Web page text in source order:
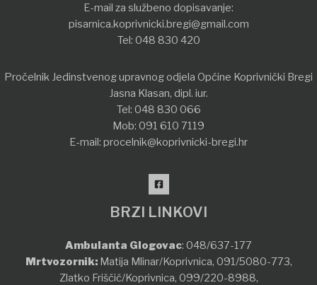
E-mail za službeno dopisavanje:
pisarnica.koprivnicki.bregi@gmail.com
Tel: 048 830 420
Pročelnik Jedinstvenog upravnog odjela Općine Koprivnički Bregi
Jasna Klasan, dipl. iur.
Tel: 048 830 066
Mob: 091 610 7119
E-mail: procelnik@koprivnicki-bregi.hr
BRZI LINKOVI
Ambulanta Glogovac: 048/637-177
Mrtvozornik:Matija Mlinar/Koprivnica, 091/5080-773,
Zlatko Friščić/Koprivnica, 099/220-8988,